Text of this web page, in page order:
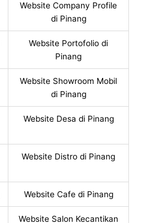
Website Company Profile
di Pinang
Website Portofolio di
Pinang
Website Showroom Mobil
di Pinang
Website Desa di Pinang
Website Distro di Pinang
Website Cafe di Pinang
Website Salon Kecantikan